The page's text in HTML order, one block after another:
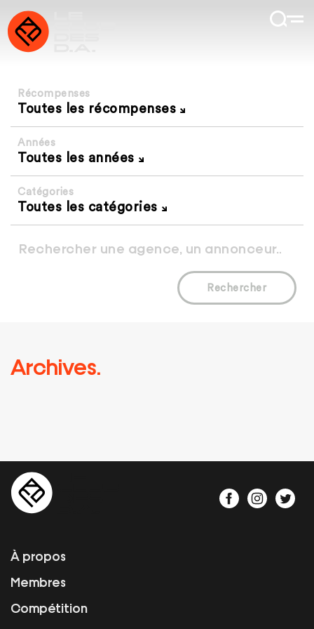
Récompenses
Toutes les récompenses
Années
Toutes les années
Catégories
Toutes les catégories
Rechercher
Archives.
À propos
Membres
Compétition